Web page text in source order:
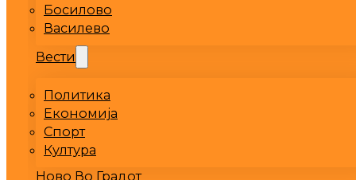
Босилово
Василево
Вести
Политика
Економија
Спорт
Култура
Ново Во Градот